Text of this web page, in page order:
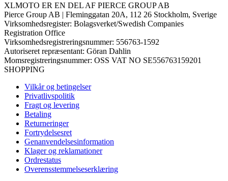
XLMOTO ER EN DEL AF PIERCE GROUP AB
Pierce Group AB | Fleminggatan 20A, 112 26 Stockholm, Sverige
Virksomhedsregister: Bolagsverket/Swedish Companies
Registration Office
Virksomhedsregistreringsnummer: 556763-1592
Autoriseret repræsentant: Göran Dahlin
Momsregistreringsnummer: OSS VAT NO SE556763159201
SHOPPING
Vilkår og betingelser
Privatlivspolitik
Fragt og levering
Betaling
Returneringer
Fortrydelsesret
Genanvendelsesinformation
Klager og reklamationer
Ordrestatus
Overensstemmelseserklæring